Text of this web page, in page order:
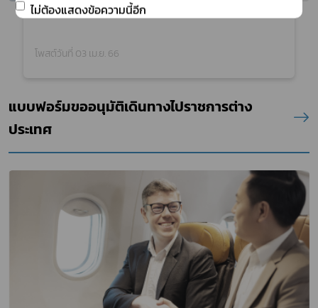
โพสต์วันที่ 03 เม.ย. 66
แบบฟอร์มขออนุมัติเดินทางไปราชการต่าง
ประเทศ
ไม่ต้องแสดงข้อความนี้อีก